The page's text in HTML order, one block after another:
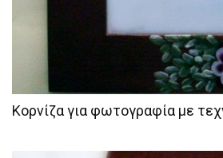
Κορνίζα για φωτογραφία με